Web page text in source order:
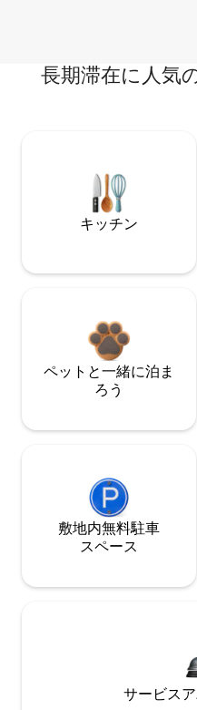
長期滞在に人気
キッチン
ペットと一緒に泊ま
ろう
敷地内無料駐⁠車
ス⁠ペ⁠ー⁠ス
サービス